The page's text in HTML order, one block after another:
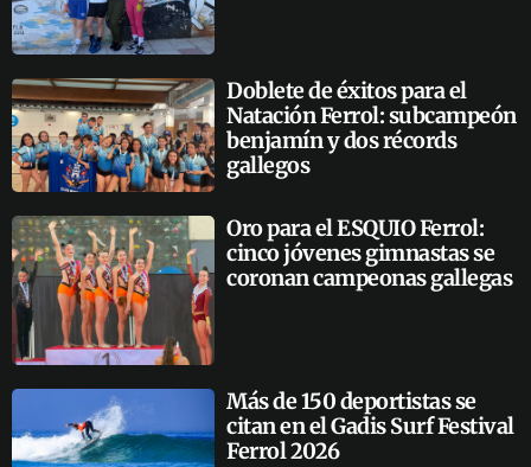
Doblete de éxitos para el
Natación Ferrol: subcampeón
benjamín y dos récords
gallegos
Oro para el ESQUIO Ferrol:
cinco jóvenes gimnastas se
coronan campeonas gallegas
Más de 150 deportistas se
citan en el Gadis Surf Festival
Ferrol 2026